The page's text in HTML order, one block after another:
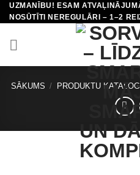
Skip
to
content
UZMANĪBU! ESAM
NOSŪTĪTI NEREGULĀRI – 1–2
SĀKUMS / PRODUKTU